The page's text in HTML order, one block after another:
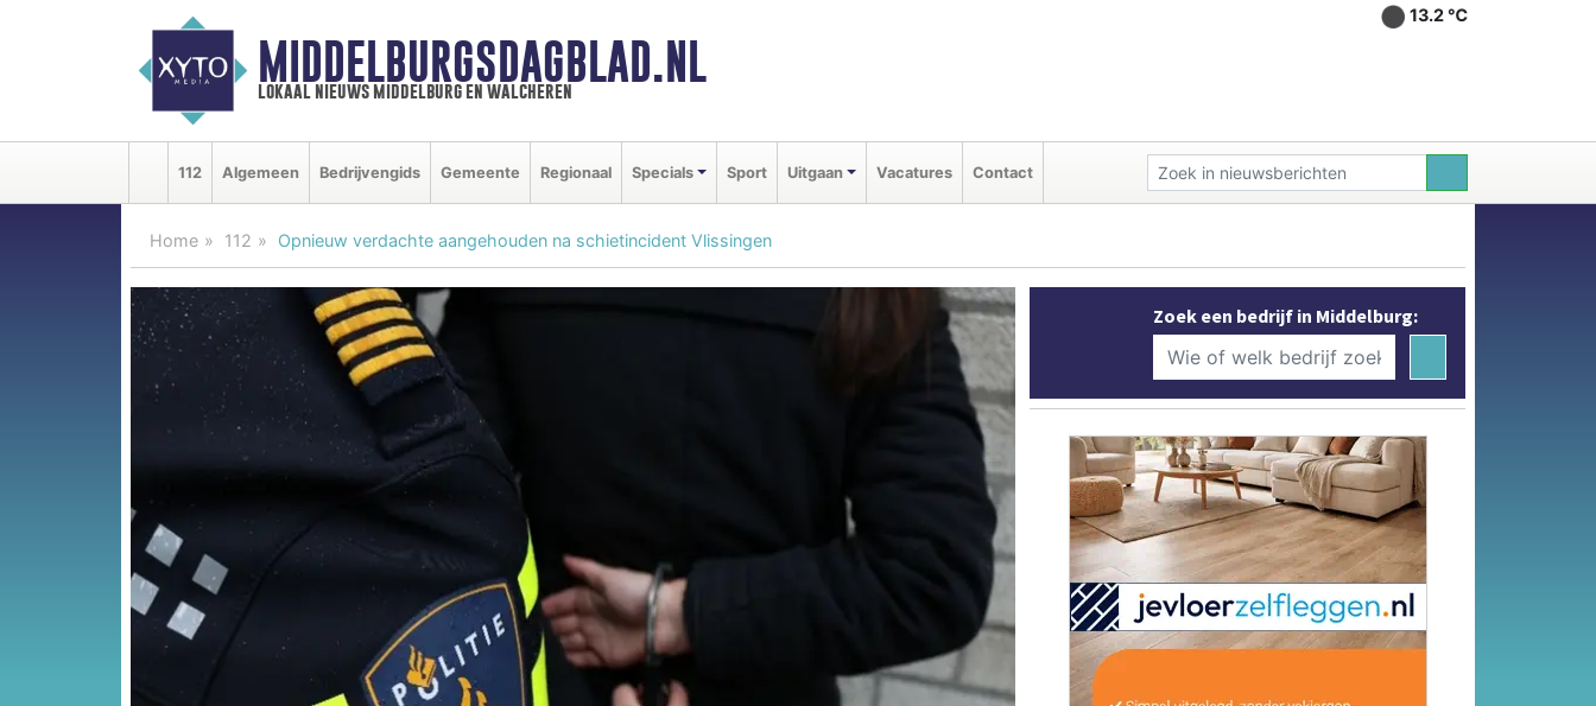
MIDDELBURGSDAGBLAD.NL
lokaal nieuws middelburg en walcheren
13.2 ℃
112 Algemeen Bedrijvengids Gemeente Regionaal Specials Sport Uitgaan Vacatures Contact
Home 112 Opnieuw verdachte aangehouden na schietincident Vlissingen
Zoek een bedrijf in Middelburg: